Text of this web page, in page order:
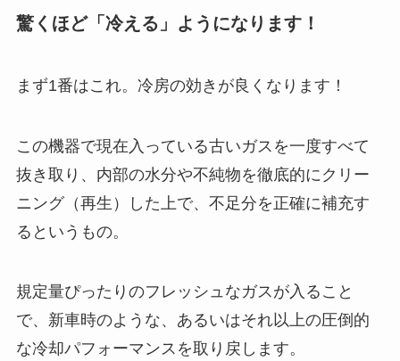
驚くほど「冷える」ようになります！
まず1番はこれ。冷房の効きが良くなります！
この機器で現在入っている古いガスを一度すべて
抜き取り、内部の水分や不純物を徹底的にクリー
ニング（再生）した上で、不足分を正確に補充す
るというもの。
規定量ぴったりのフレッシュなガスが入ること
で、新車時のような、あるいはそれ以上の圧倒的
な冷却パフォーマンスを取り戻します。